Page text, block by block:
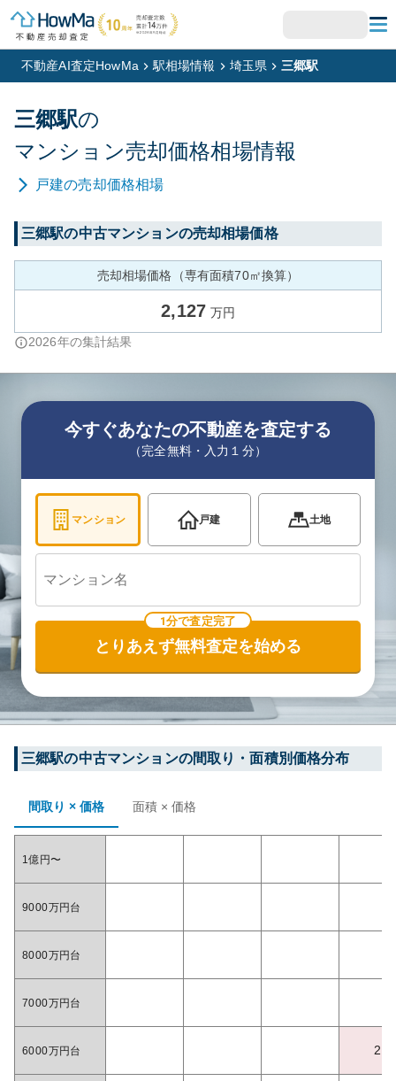
不動産AI査定HowMa 駅相場情報 埼玉県 三郷駅
三郷駅の
マンション売却価格相場情報
戸建の売却価格相場
三郷駅の中古マンションの売却相場価格
売却相場価格（専有面積70㎡換算）
2,127 万円
2026年の集計結果
今すぐあなたの不動産を査定する
（完全無料・入力１分）
マンション 戸建 土地
1分で査定完了
とりあえず無料査定を始める
三郷駅の中古マンションの間取り・面積別価格分布
間取り × 価格 面積 × 価格
1億円〜
9000万円台
8000万円台
7000万円台
6000万円台 2